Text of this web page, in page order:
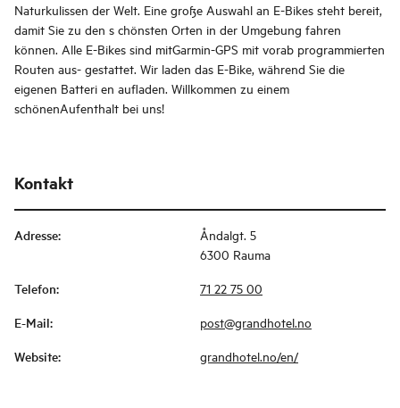
Naturkulissen der Welt. Eine große Auswahl an E-Bikes steht bereit,
damit Sie zu den s chönsten Orten in der Umgebung fahren
können. Alle E-Bikes sind mitGarmin-GPS mit vorab programmierten
Routen aus- gestattet. Wir laden das E-Bike, während Sie die
eigenen Batteri en aufladen. Willkommen zu einem
schönenAufenthalt bei uns!
Kontakt
Adresse:
Åndalgt. 5
6300 Rauma
Telefon: 71 22 75 00
E-Mail: post@grandhotel.no
Website: grandhotel.no/en/